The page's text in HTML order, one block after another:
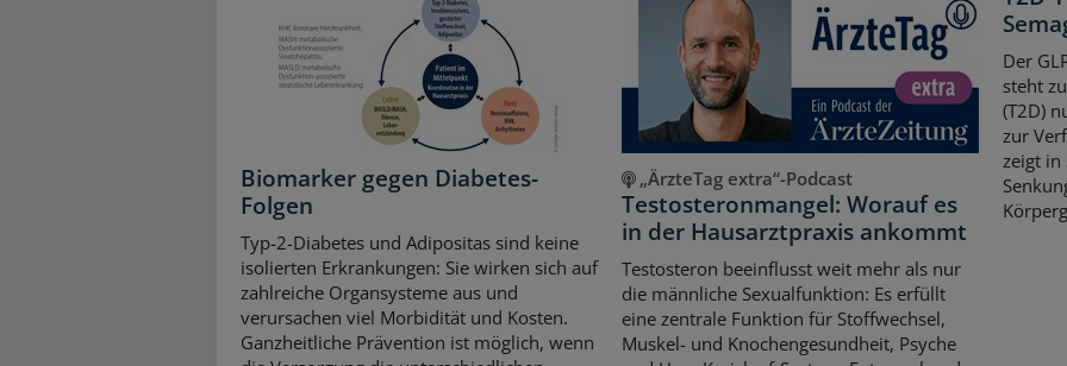
Biomarker gegen Diabetes-
Folgen
Typ-2-Diabetes und Adipositas sind keine
isolierten Erkrankungen: Sie wirken sich auf
zahlreiche Organsysteme aus und
verursachen viel Morbidität und Kosten.
Ganzheitliche Prävention ist möglich, wenn
„ÄrzteTag extra“-Podcast
Testosteronmangel: Worauf es
in der Hausarztpraxis ankommt
Testosteron beeinflusst weit mehr als nur
die männliche Sexualfunktion: Es erfüllt
eine zentrale Funktion für Stoffwechsel,
Muskel- und Knochengesundheit, Psyche
Der
steht
(T2D)
zur
zeigt in